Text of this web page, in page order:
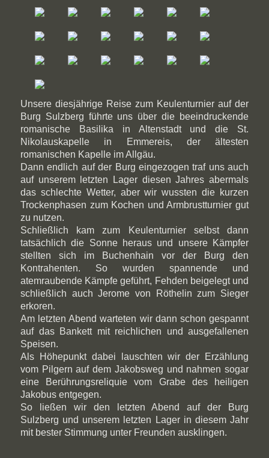
Unsere diesjährige Reise zum Keulenturnier auf der
Burg Sulzberg führte uns über die beeindruckende
romanische Basilika in Altenstadt und die St.
Nikolauskapelle in Emmereis, der ältesten
romanischen Kapelle im Allgäu.
Dann endlich auf der Burg eingezogen traf uns auch
auf unserem letzten Lager diesen Jahres abermals
das schlechte Wetter, aber wir wussten die kurzen
Trockenphasen zum Kochen und Armbrustturnier gut
zu nutzen.
Schließlich kam zum Keulenturnier selbst dann
tatsächlich die Sonne heraus und unsere Kämpfer
stellten sich im Buchenhain vor der Burg den
Kontrahenten. So wurden spannende und
atemraubende Kämpfe geführt, Fehden beigelegt und
schließlich auch Jerome von Röthelin zum Sieger
erkoren.
Am letzten Abend warteten wir dann schon gespannt
auf das Bankett mit reichlichen und ausgefallenen
Speisen.
Als Höhepunkt dabei lauschten wir der Erzählung
vom Pilgern auf dem Jakobsweg und nahmen sogar
eine Berührungsreliquie vom Grabe des heiligen
Jakobus entgegen.
So ließen wir den letzten Abend auf der Burg
Sulzberg und unserem letzten Lager in diesem Jahr
mit bester Stimmung unter Freunden ausklingen.